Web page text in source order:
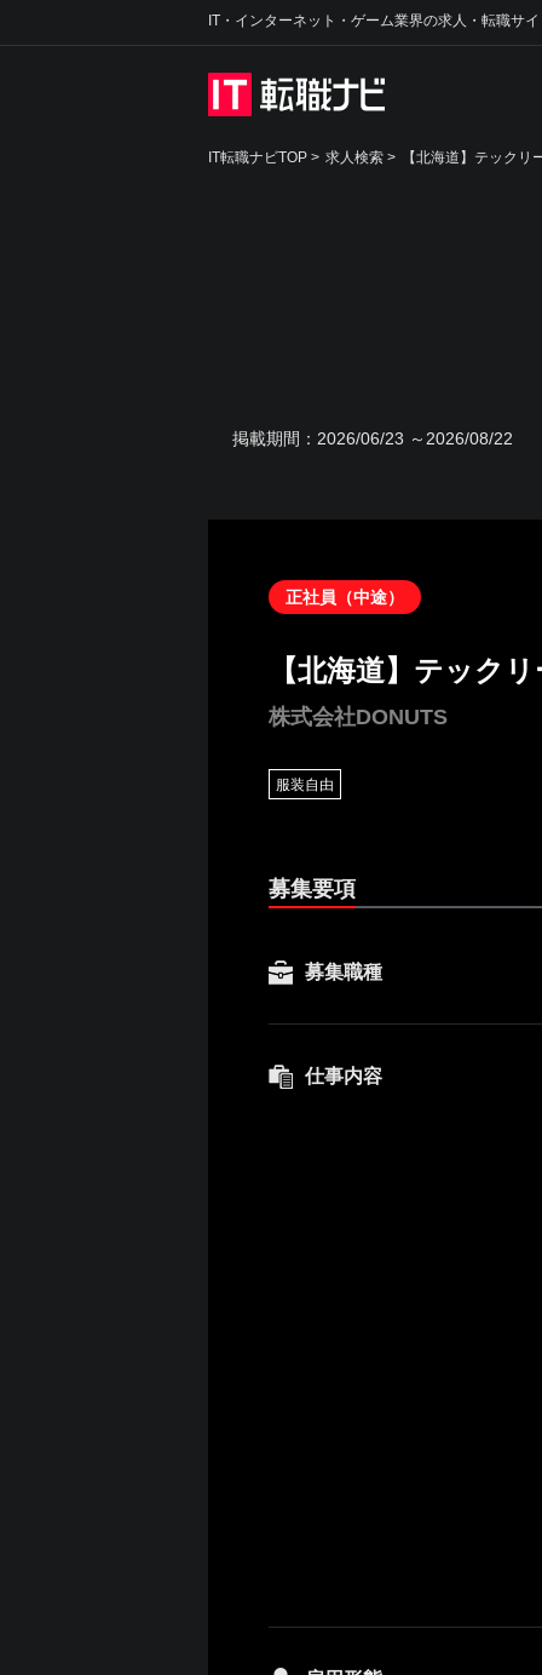
IT・インターネット・ゲーム業界の求人・転職サ
IT転職ナビTOP > 求人検索 > 【北海道】テック
掲載期間： 2026/06/23 ～2026/08/22
正社員（中途）
【北海道】テック
株式会社DONUTS
服装自由
募集要項
募集職種
仕事内容